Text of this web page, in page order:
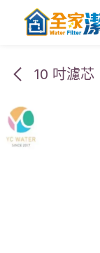
跳至內容
10 吋濾芯